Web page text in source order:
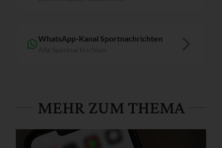
WhatsApp-Kanal Sportnachrichten
MEHR ZUM THEMA